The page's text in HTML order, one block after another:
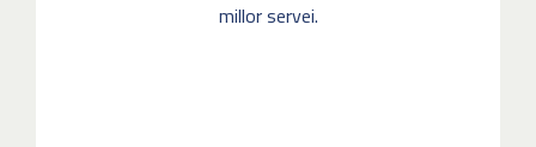
millor servei.